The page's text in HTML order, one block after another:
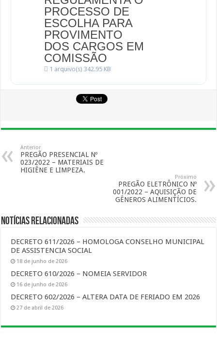
PROCESSO DE
ESCOLHA PARA
PROVIMENTO
DOS CARGOS EM
COMISSÃO
1 arquivo(s)342.95 KB
Anterior
PREGÃO PRESENCIAL Nº
023/2022 – MATERIAIS DE
HIGIÊNE E LIMPEZA.
Próximo
PREGÃO ELETRÔNICO Nº
001/2022 – AQUISIÇÃO DE
GÊNEROS ALIMENTÍCIOS.
Notícias Relacionadas
DECRETO 611/2026 – HOMOLOGA CONSELHO MUNICIPAL
DE ASSISTENCIA SOCIAL
18 de junho de 2026
DECRETO 610/2026 – NOMEIA SERVIDOR
16 de junho de 2026
DECRETO 602/2026 – ALTERA DATA DE FERIADO EM 2026
27 de abril de 2026